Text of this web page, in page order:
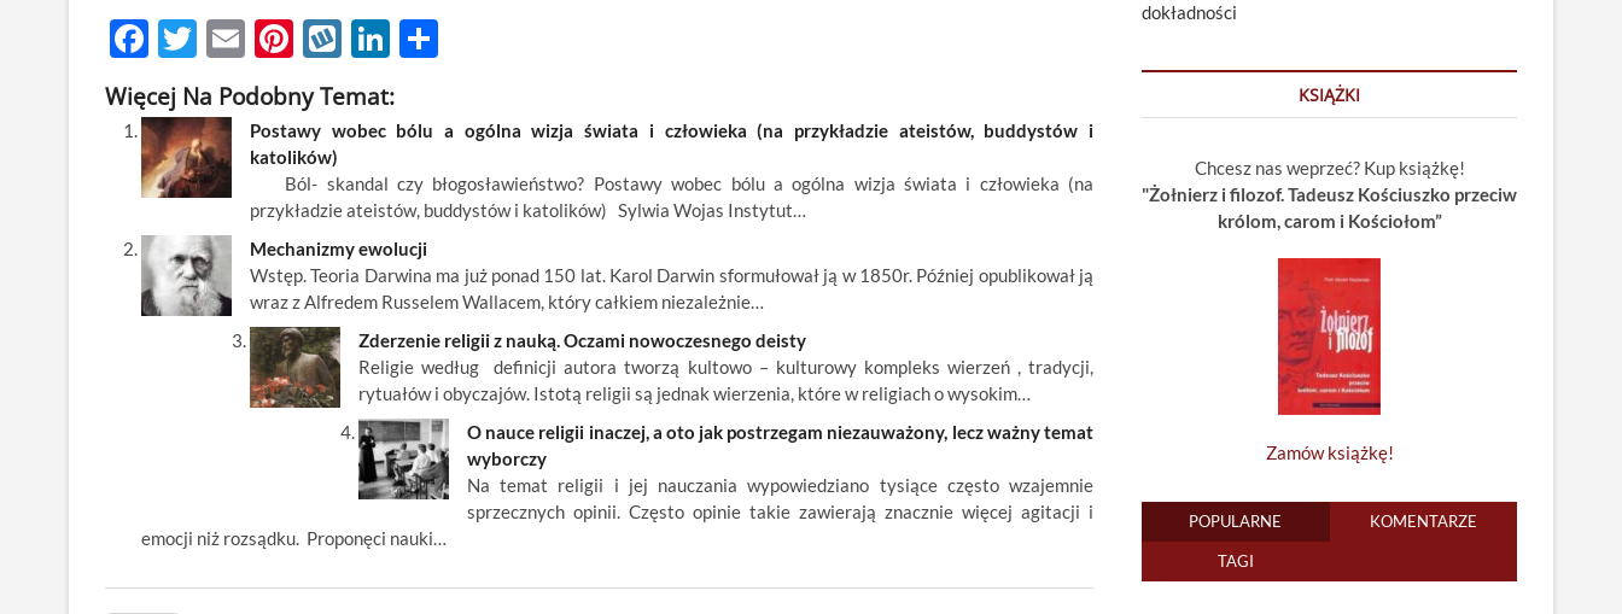
F
ac
e
b
o
o
k
T
w
itt
er
E
m
ail
Pi
nt
er
es
t
W
k
p
Li
k
dI
n
ar
Więcej Na Podobny Temat:
Postawy wobec bólu a ogólna wizja świata i człowieka (na przykładzie ateistów, buddystów i
katolików)
Ból- skandal czy błogosławieństwo? Postawy wobec bólu a ogólna wizja świata i człowieka (na
przykładzie ateistów, buddystów i katolików) Sylwia Wojas Instytut…
Mechanizmy ewolucji
Wstęp. Teoria Darwina ma już ponad 150 lat. Karol Darwin sformułował ją w 1850r. Później opublikował ją
wraz z Alfredem Russelem Wallacem, który całkiem niezależnie…
Zderzenie religii z nauką. Oczami nowoczesnego deisty
Religie według definicji autora tworzą kultowo – kulturowy kompleks wierzeń , tradycji,
rytuałów i obyczajów. Istotą religii są jednak wierzenia, które w religiach o wysokim…
O nauce religii inaczej, a oto jak postrzegam niezauważony, lecz ważny temat
wyborczy
Na temat religii i jej nauczania wypowiedziano tysiące często wzajemnie
sprzecznych opinii. Często opinie takie zawierają znacznie więcej agitacji i
emocji niż rozsądku. Proponęci nauki…
dokładności
KSIĄŻKI
Chcesz nas weprzeć? Kup książkę!
"Żołnierz i filozof. Tadeusz Kościuszko przeciw
królom, carom i Kościołom”
Zamów książkę!
POPULARNE KOMENTARZE
TAGI